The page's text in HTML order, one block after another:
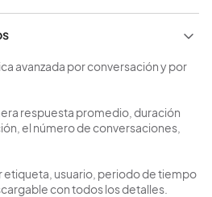
avanzada por conversación y por
respuesta promedio, duración
el número de conversaciones,
usuario, periodo de tiempo
con todos los detalles.